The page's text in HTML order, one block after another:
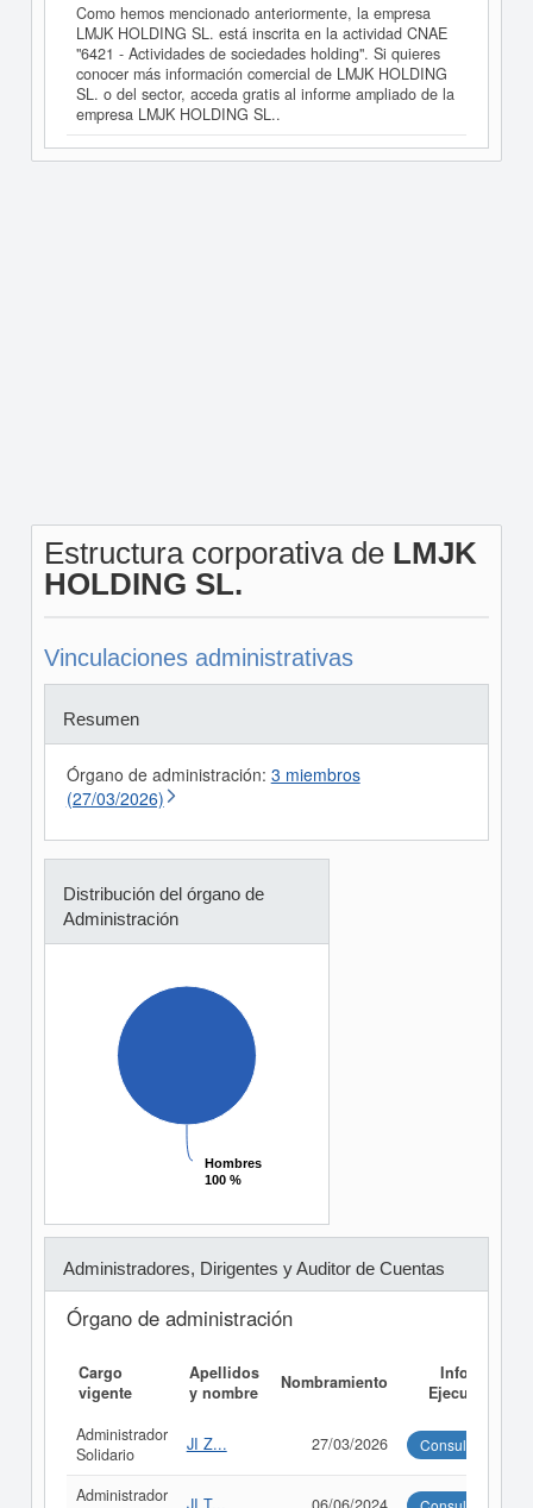
Como hemos mencionado anteriormente, la empresa
LMJK HOLDING SL. está inscrita en la actividad CNAE
"6421 - Actividades de sociedades holding". Si quieres
conocer más información comercial de LMJK HOLDING
SL. o del sector, acceda gratis al informe ampliado de la
empresa LMJK HOLDING SL..
Estructura corporativa de LMJK
HOLDING SL.
Vinculaciones administrativas
Resumen
Órgano de administración: 3 miembros
(27/03/2026)
Distribución del órgano de
Administración
Hombres
100 %
Hombres
100 %
Administradores, Dirigentes y Auditor de Cuentas
Órgano de administración
Cargo
vigente
Apellidos
y nombre
Nombramiento
Informe
Ejecutivo
Administrador
Solidario
JI Z... 27/03/2026 Consultar
Administrador